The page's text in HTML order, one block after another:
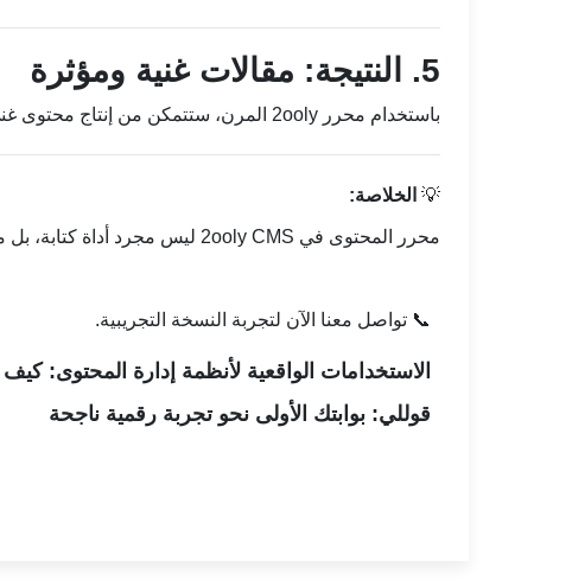
5. النتيجة: مقالات غنية ومؤثرة
باستخدام محرر 2ooly المرن، ستتمكن من إنتاج محتوى غني يجمع بين النصوص، الوسائط، والتصميم الاحترافي، مما يزيد من تفاعل القراء ويعزز ظهور مقالاتك في نتائج البحث.
💡 الخلاصة:
محرر المحتوى في 2ooly CMS ليس مجرد أداة كتابة، بل منصة متكاملة تمنحك الحرية الكاملة في تصميم وتنسيق مقالاتك بالطريقة التي تخدم أهدافك وتلفت انتباه جمهورك.
📞 تواصل معنا الآن لتجربة النسخة التجريبية.
الاستخدامات الواقعية لأنظمة إدارة المحتوى:
قوللي: بوابتك الأولى نحو تجربة رقمية ناجحة